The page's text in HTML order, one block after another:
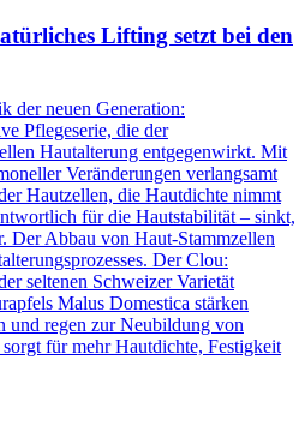
Lifting setzt bei den
der neuen Generation:
Pflegeserie, die der
Hautalterung entgegenwirkt. Mit
Veränderungen verlangsamt
Hautzellen, die Hautdichte nimmt
für die Hautstabilität – sinkt,
Der Abbau von Haut-Stammzellen
Der Clou:
seltenen Schweizer Varietät
Malus Domestica stärken
und regen zur Neubildung von
für mehr Hautdichte, Festigkeit